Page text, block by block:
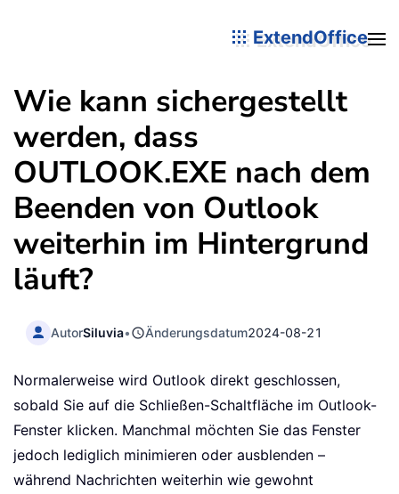
ExtendOffice
Wie kann sichergestellt
werden, dass
OUTLOOK.EXE nach dem
Beenden von Outlook
weiterhin im Hintergrund
läuft?
AutorSiluvia• Änderungsdatum2024-08-21
Normalerweise wird Outlook direkt geschlossen,
sobald Sie auf die Schließen-Schaltfläche im Outlook-
Fenster klicken. Manchmal möchten Sie das Fenster
jedoch lediglich minimieren oder ausblenden –
während Nachrichten weiterhin wie gewohnt